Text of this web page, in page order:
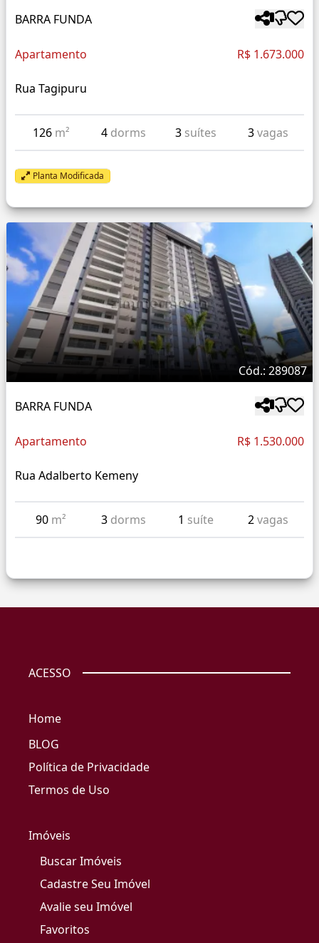
BARRA FUNDA
Apartamento R$ 1.673.000
Rua Tagipuru
126 m² 4 dorms 3 suítes 3vagas
Planta Modificada
Cód.: 289087
BARRA FUNDA
Apartamento R$ 1.530.000
Rua Adalberto Kemeny
90 m² 3 dorms 1 suíte 2vagas
ACESSO
Home
BLOG
Política de Privacidade
Termos de Uso
Imóveis
Buscar Imóveis
Cadastre Seu Imóvel
Avalie seu Imóvel
Favoritos